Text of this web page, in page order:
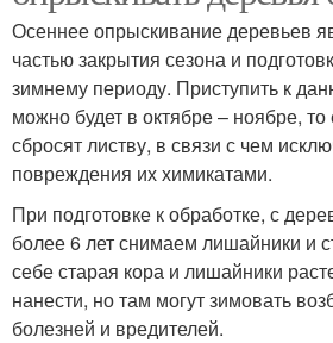
Осеннее опрыскивание деревьев
частью закрытия сезона и
зимнему периоду. Приступить к
можно будет в октябре – ноябре, то
сбросят листву, в связи с чем
повреждения их химикатами.
При подготовке к обработке, с
более 6 лет снимаем лишайники и
себе старая кора и лишайники
нанести, но там могут зимовать
болезней и вредителей.